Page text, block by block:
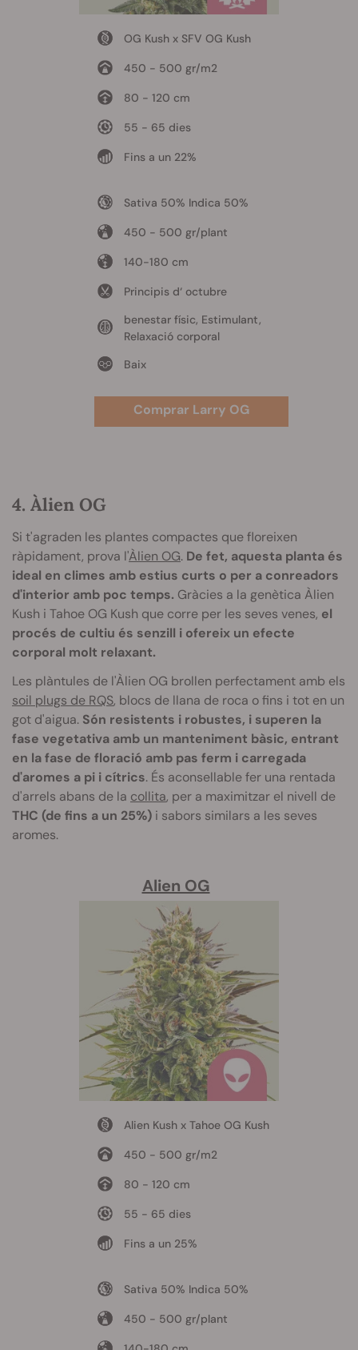
OG Kush x SFV OG Kush
450 - 500 gr/m2
80 - 120 cm
55 - 65 dies
Fins a un 22%
Sativa 50% Indica 50%
450 - 500 gr/plant
140-180 cm
Principis d‘ octubre
benestar físic, Estimulant,
Relaxació corporal
Baix
Comprar Larry OG
4. Àlien OG
Si t'agraden les plantes compactes que floreixen
ràpidament, prova l'Àlien OG. De fet, aquesta planta és
ideal en climes amb estius curts o per a conreadors
d'interior amb poc temps. Gràcies a la genètica Àlien
Kush i Tahoe OG Kush que corre per les seves venes, el
procés de cultiu és senzill i ofereix un efecte
corporal molt relaxant.
Les plàntules de l'Àlien OG brollen perfectament amb els
soil plugs de RQS, blocs de llana de roca o fins i tot en un
got d'aigua. Són resistents i robustes, i superen la
fase vegetativa amb un manteniment bàsic, entrant
en la fase de floració amb pas ferm i carregada
d'aromes a pi i cítrics. És aconsellable fer una rentada
d'arrels abans de la collita, per a maximitzar el nivell de
THC (de fins a un 25%) i sabors similars a les seves
aromes.
Alien OG
Alien Kush x Tahoe OG Kush
450 - 500 gr/m2
80 - 120 cm
55 - 65 dies
Fins a un 25%
Sativa 50% Indica 50%
450 - 500 gr/plant